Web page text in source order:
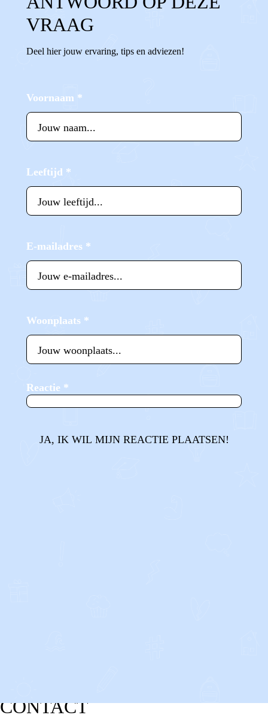
VRAAG
Deel hier jouw ervaring, tips en adviezen!
Voornaam *
Leeftijd *
E-mailadres *
Woonplaats *
Reactie *
JA, IK WIL MIJN REACTIE PLAATSEN!
CONTACT